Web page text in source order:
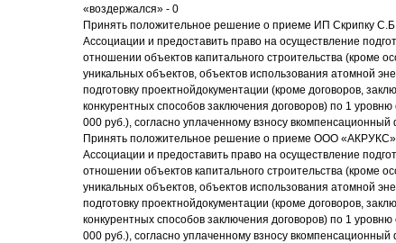
«воздержался» - 0
Принять положительное решение о приеме ИП Скрипку
Ассоциации и предоставить право на осуществление
отношении объектов капитального строительства (кроме
уникальных объектов, объектов использования атомной
подготовку проектнойдокументации (кроме договоров,
конкурентных способов заключения договоров) по 1
000 руб.), согласно уплаченному взносу вкомпенсационный
Принять положительное решение о приеме ООО
Ассоциации и предоставить право на осуществление
отношении объектов капитального строительства (кроме
уникальных объектов, объектов использования атомной
подготовку проектнойдокументации (кроме договоров,
конкурентных способов заключения договоров) по 1
000 руб.), согласно уплаченному взносу вкомпенсационный